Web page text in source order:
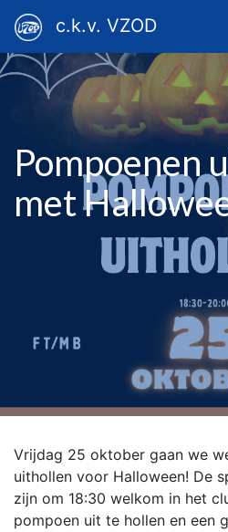
c.k.v. VZOD
Pompoenen
met
Vrijdag 25 oktober gaan we
uithollen voor Halloween! De
zijn om 18:30 welkom in het
pompoen uit te hollen en een